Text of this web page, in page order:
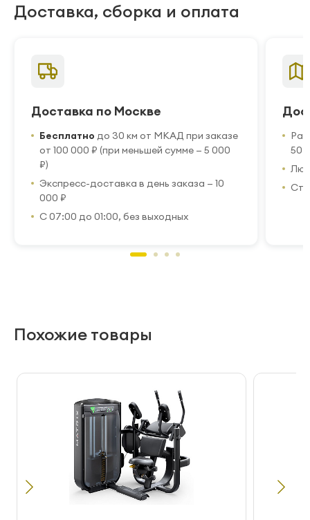
Доставка, сборка и оплата
Доставка по Москве
Бесплатно до 30 км от МКАД при заказе
от 100 000 ₽ (при меньшей сумме — 5 000
₽)
Экспресс-доставка в день заказа — 10
000 ₽
С 07:00 до 01:00, без выходных
50
Похожие товары